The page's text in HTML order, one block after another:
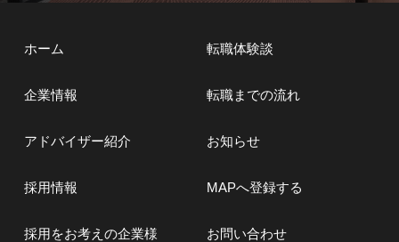
ホーム
企業情報
アドバイザー紹介
転職体験談
転職までの流れ
お知らせ
採用情報
採用をお考えの企業様
MAPへ登録する
お問い合わせ